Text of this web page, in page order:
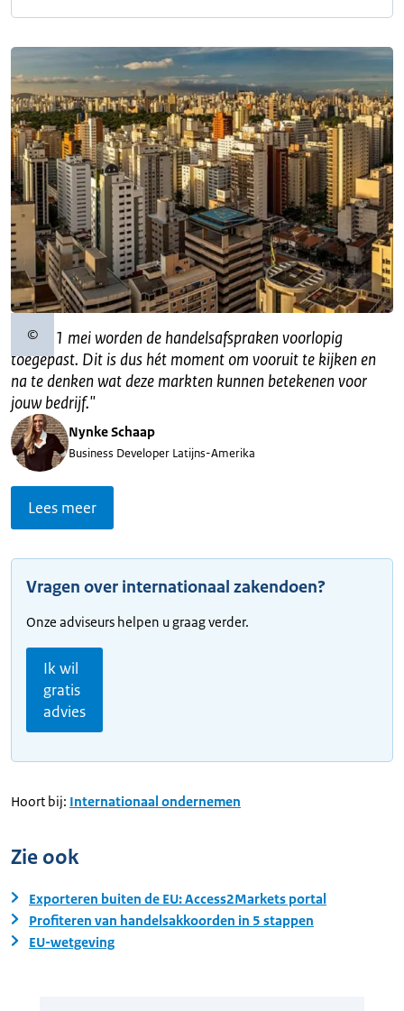
©Copyrightinformatie
Sinds 1 mei worden de handelsafspraken voorlopig
toegepast. Dit is dus hét moment om vooruit te kijken en
na te denken wat deze markten kunnen betekenen voor
jouw bedrijf."
Nynke Schaap
Business Developer Latijns-Amerika
Lees meer
Vragen over internationaal zakendoen?
Onze adviseurs helpen u graag verder.
Ik wil
gratis
advies
Hoort bij: Internationaal ondernemen
Zie ook
Exporteren buiten de EU: Access2Markets portal
Profiteren van handelsakkoorden in 5 stappen
EU-wetgeving